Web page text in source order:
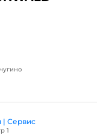
| Сервис
1